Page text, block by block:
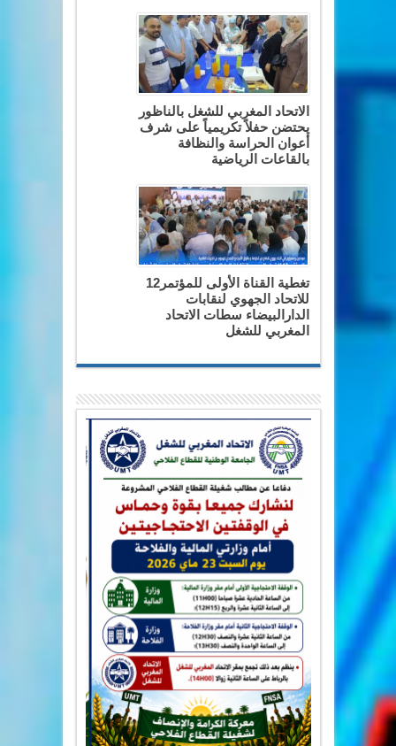
الاتحاد المغربي للشغل بالناظور
يحتضن حفلاً تكريمياً على شرف
أعوان الحراسة والنظافة
بالقاعات الرياضية
تغطية القناة الأولى للمؤتمر12
للاتحاد الجهوي لنقابات
الدارالبيضاء سطات الاتحاد
المغربي للشغل